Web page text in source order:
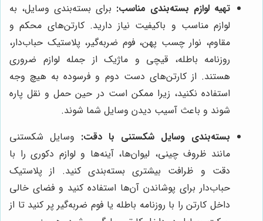
تهیه لوازم بسته‌بندی مناسب: برای بسته‌بندی وسایل، به
لوازم مناسب و باکیفیت نیاز دارید. کارتن‌های محکم و
مقاوم، نوار چسب پهن، فوم ضربه‌گیر، پلاستیک حباب‌دار،
روزنامه باطله، قیچی و ماژیک از جمله لوازم ضروری
هستند. از کارتن‌های دست دوم و فرسوده به هیچ وجه
استفاده نکنید، زیرا ممکن است در حین حمل و نقل پاره
شوند و باعث آسیب دیدن وسایل شما شوند.
بسته‌بندی وسایل شکستنی با دقت: وسایل شکستنی
مانند ظروف چینی، لیوان‌ها، آینه‌ها و لوازم دکوری را با
دقت و ظرافت بیشتری بسته‌بندی کنید. از پلاستیک
حباب‌دار برای پوشاندن آن‌ها استفاده کنید و فضای خالی
داخل کارتن را با روزنامه باطله یا فوم ضربه‌گیر پر کنید تا از